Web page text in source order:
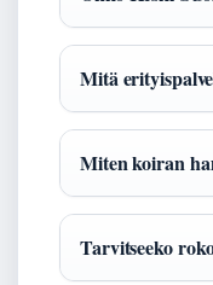
Mitä
Miten koiran
Tarvitseeko